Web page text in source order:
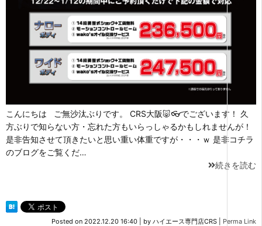
こんにちは ご無沙汰ぶりです。 CRS大阪🐷👓でございます！ 久
方ぶりで知らない方・忘れた方もいらっしゃるかもしれませんが！
是非告知させて頂きたいと思い重い体重ですが・・・ｗ 是非コチラ
のブログをご覧くだ…
続きを読む
Posted on 2022.12.20 16:40 by ハイエース専門店CRS Perma Link